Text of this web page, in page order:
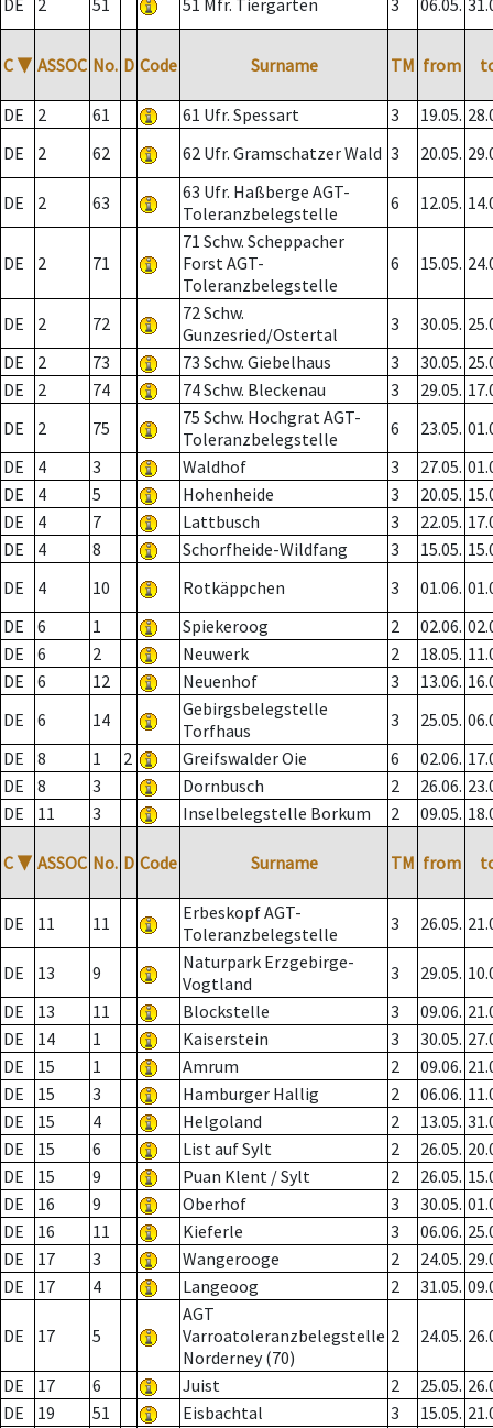
DE
2 51 51 Mfr. Tiergarten 3 06.05.
C ▼ ASSOC No. D Code Surname TM from
DE 2 61 61 Ufr. Spessart 3 19.05.
DE
2 62 62 Ufr. Gramschatzer Wald 3 20.05.
DE 2 63
63 Ufr. Haßberge AGT-
Toleranzbelegstelle
6 12.05.
DE 2 71
71 Schw. Scheppacher
Forst AGT-
Toleranzbelegstelle
6 15.05.
DE 2 72
72 Schw.
Gunzesried/Ostertal
3 30.05.
DE
2 73 73 Schw. Giebelhaus 3 30.05.
DE
2 74 74 Schw. Bleckenau 3 29.05.
DE
2 75
75 Schw. Hochgrat AGT-
Toleranzbelegstelle
6 23.05.
DE
4 3 Waldhof 3 27.05.
DE
4 5 Hohenheide 3 20.05.
DE
4 7 Lattbusch 3 22.05.
DE
4 8 Schorfheide-Wildfang 3 15.05.
DE
4 10 Rotkäppchen 3 01.06.
DE
6 1 Spiekeroog 2 02.06.
DE
6 2 Neuwerk 2 18.05.
DE
6 12 Neuenhof 3 13.06.
DE
6 14
Gebirgsbelegstelle
Torfhaus
3 25.05.
DE
8 1 2 Greifswalder Oie 6 02.06.
DE
8 3 Dornbusch 2 26.06.
DE
11 3 Inselbelegstelle Borkum 2 09.05.
C ▼ ASSOC No. D Code Surname TM from
DE 11 11
Erbeskopf AGT-
Toleranzbelegstelle
3 26.05.
DE 13 9
Naturpark Erzgebirge-
Vogtland
3 29.05.
DE
13 11 Blockstelle 3 09.06.
DE
14 1 Kaiserstein 3 30.05.
DE
15 1 Amrum 2 09.06.
DE
15 3 Hamburger Hallig 2 06.06.
DE
15 4 Helgoland 2 13.05.
DE
15 6 List auf Sylt 2 26.05.
DE
15 9 Puan Klent / Sylt 2 26.05.
DE
16 9 Oberhof 3 30.05.
DE
16 11 Kieferle 3 06.06.
DE
17 3 Wangerooge 2 24.05.
DE
17 4 Langeoog 2 31.05.
DE 17 5
AGT
Varroatoleranzbelegstelle
Norderney (70)
2 24.05.
DE 17 6 Juist 2 25.05.
DE
19 51 Eisbachtal 3 15.05.